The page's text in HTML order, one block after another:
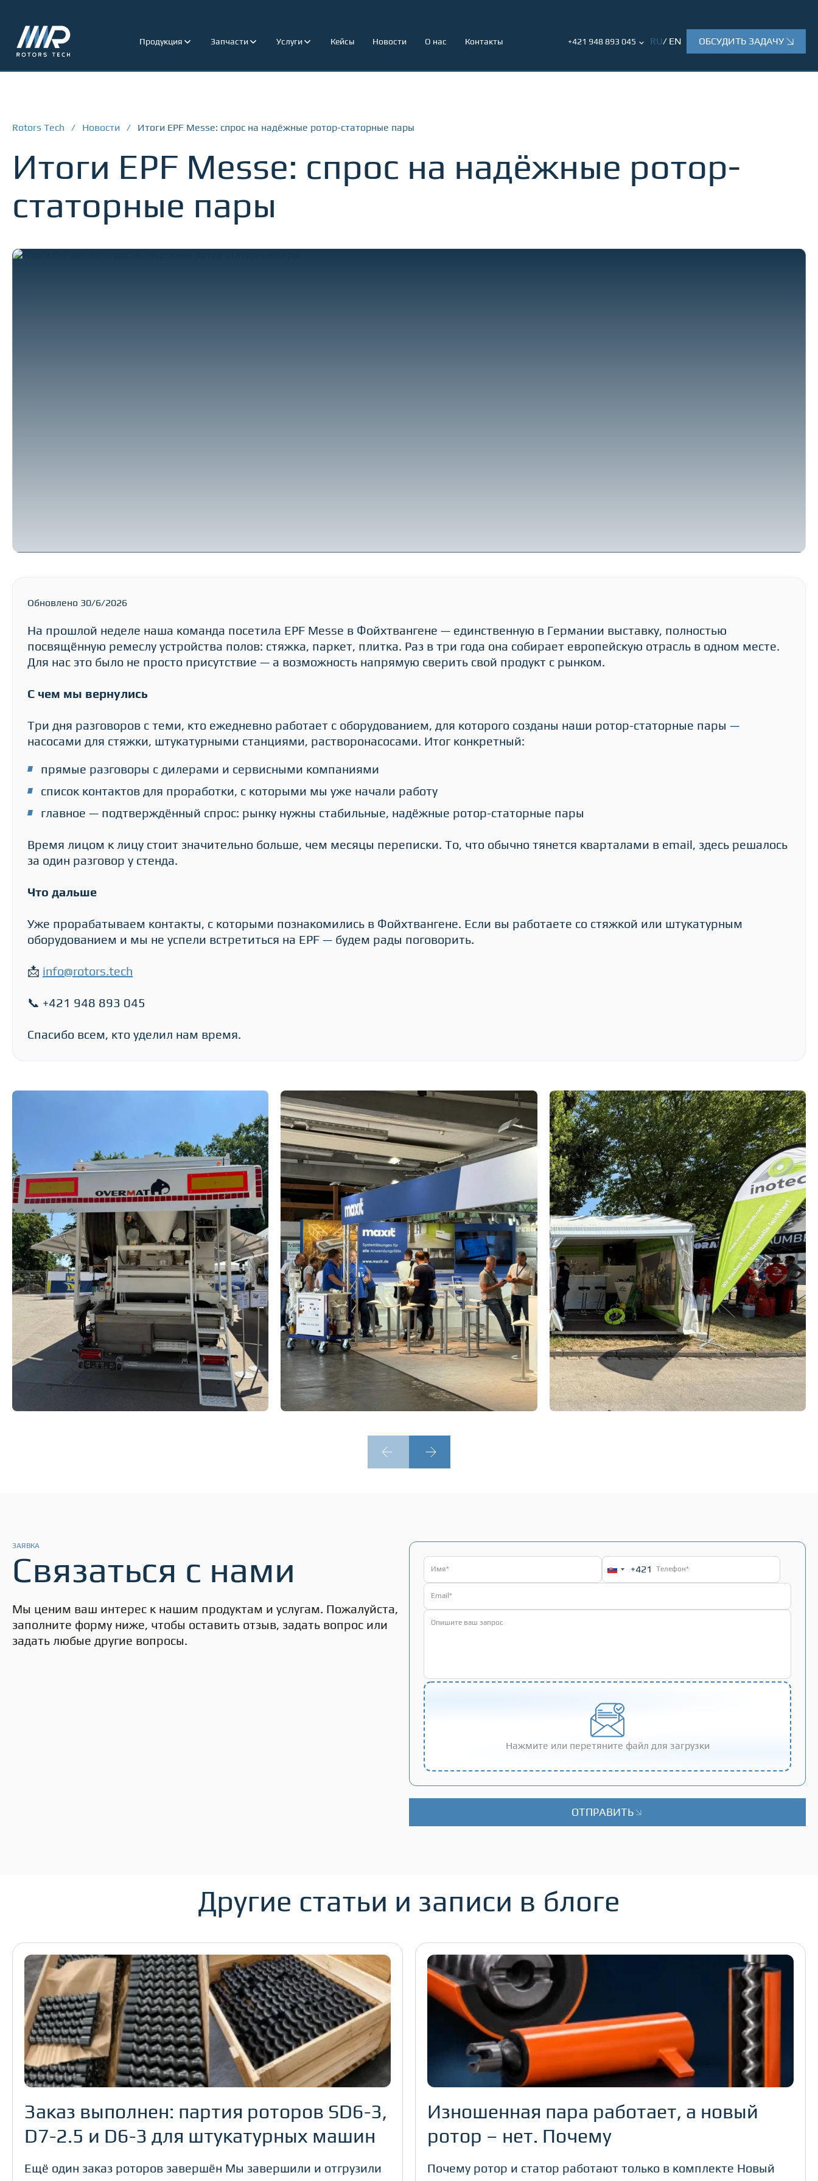
Продукция Запчасти Услуги Кейсы Новости О нас Контакты +421 948 893 045 RU EN ОБСУДИТЬ ЗАДАЧУ
Rotors Tech / Новости / Итоги EPF Messe: спрос на надёжные ротор-статорные пары
Итоги EPF Messe: спрос на надёжные ротор-
статорные пары
Обновлено 30/6/2026
На прошлой неделе наша команда посетила EPF Messe в Фойхтвангене — единственную в Германии выставку, полностью
посвящённую ремеслу устройства полов: стяжка, паркет, плитка. Раз в три года она собирает европейскую отрасль в одном месте.
Для нас это было не просто присутствие — а возможность напрямую сверить свой продукт с рынком.
С чем мы вернулись
Три дня разговоров с теми, кто ежедневно работает с оборудованием, для которого созданы наши ротор-статорные пары —
насосами для стяжки, штукатурными станциями, растворонасосами. Итог конкретный:
прямые разговоры с дилерами и сервисными компаниями
список контактов для проработки, с которыми мы уже начали работу
главное — подтверждённый спрос: рынку нужны стабильные, надёжные ротор-статорные пары
Время лицом к лицу стоит значительно больше, чем месяцы переписки. То, что обычно тянется кварталами в email, здесь решалось
за один разговор у стенда.
Что дальше
Уже прорабатываем контакты, с которыми познакомились в Фойхтвангене. Если вы работаете со стяжкой или штукатурным
оборудованием и мы не успели встретиться на EPF — будем рады поговорить.
📩 info@rotors.tech
📞 +421 948 893 045
Спасибо всем, кто уделил нам время.
ЗАЯВКА
Связаться с нами
Мы ценим ваш интерес к нашим продуктам и услугам. Пожалуйста,
заполните форму ниже, чтобы оставить отзыв, задать вопрос или
задать любые другие вопросы.
Slovakia
+421
+421
Нажмите или перетяните файл для загрузки
ОТПРАВИТЬ
Другие статьи и записи в блоге
Заказ выполнен: партия роторов SD6-3,
D7-2.5 и D6-3 для штукатурных машин
Ещё один заказ роторов завершён Мы завершили и отгрузили
Изношенная пара работает, а новый
ротор – нет. Почему
Почему ротор и статор работают только в комплекте Новый